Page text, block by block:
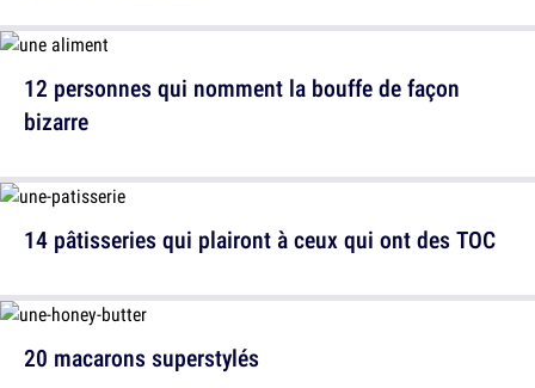
12 personnes qui nomment la bouffe de façon
bizarre
20 macarons superstylés
14 pâtisseries qui plairont à ceux qui ont des TOC